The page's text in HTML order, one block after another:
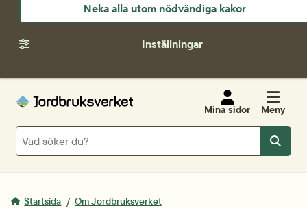
Neka alla utom nödvändiga kakor
Inställningar
Mina sidor Meny
Sök
Sök
Startsida
Om Jordbruksverket